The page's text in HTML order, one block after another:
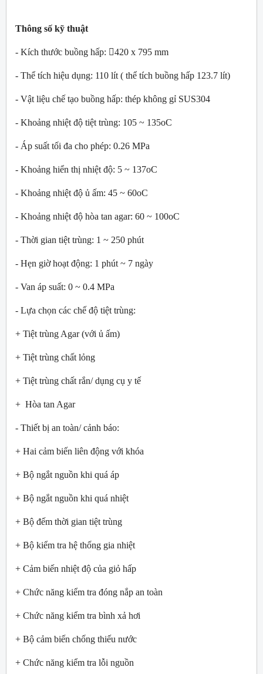
Thông số kỹ thuật
- Kích thước buồng hấp: 420 x 795 mm
- Thể tích hiệu dụng: 110 lít ( thể tích buồng hấp 123.7 lít)
- Vật liệu chế tạo buồng hấp: thép không gỉ SUS304
- Khoảng nhiệt độ tiệt trùng: 105 ~ 135oC
- Áp suất tối đa cho phép: 0.26 MPa
- Khoảng hiển thị nhiệt độ: 5 ~ 137oC
- Khoảng nhiệt độ ủ ấm: 45 ~ 60oC
- Khoảng nhiệt độ hòa tan agar: 60 ~ 100oC
- Thời gian tiệt trùng: 1 ~ 250 phút
- Hẹn giờ hoạt động: 1 phút ~ 7 ngày
- Van áp suất: 0 ~ 0.4 MPa
- Lựa chọn các chế độ tiệt trùng:
+ Tiệt trùng Agar (với ủ ấm)
+ Tiệt trùng chất lỏng
+ Tiệt trùng chất rắn/ dụng cụ y tế
+ Hòa tan Agar
- Thiết bị an toàn/ cảnh báo:
+ Hai cảm biến liên động với khóa
+ Bộ ngắt nguồn khi quá áp
+ Bộ ngắt nguồn khi quá nhiệt
+ Bộ đếm thời gian tiệt trùng
+ Bộ kiểm tra hệ thống gia nhiệt
+ Cảm biến nhiệt độ của giỏ hấp
+ Chức năng kiểm tra đóng nắp an toàn
+ Chức năng kiểm tra bình xả hơi
+ Bộ cảm biến chống thiếu nước
+ Chức năng kiểm tra lỗi nguồn